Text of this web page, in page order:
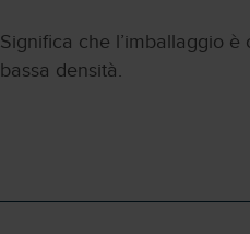
Significa che l’imballaggio
bassa densità.